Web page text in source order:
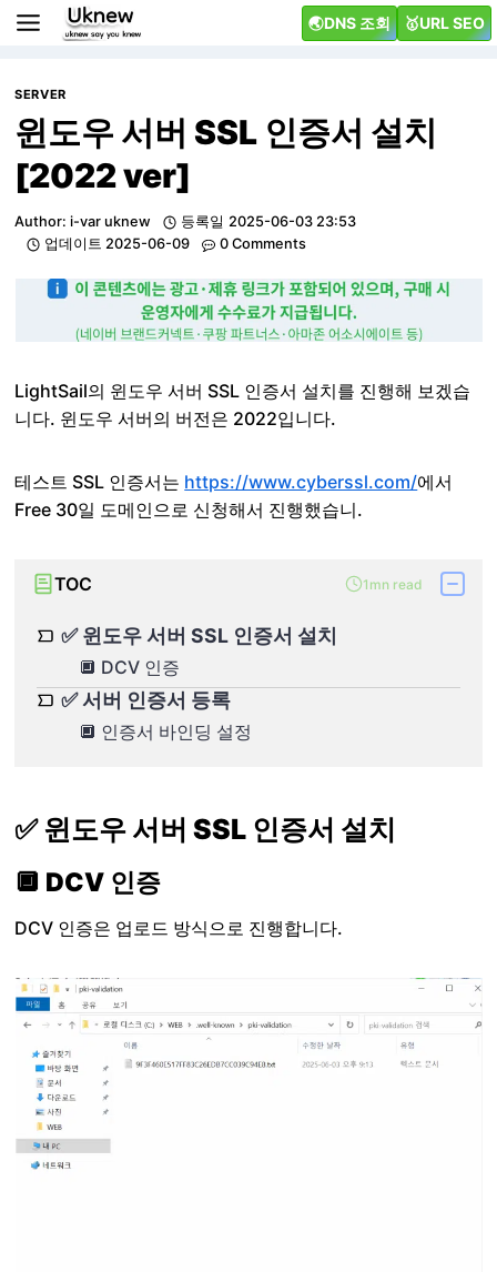
Skip
🌏DNS 조회 🥇URL SEO
SERVER
윈도우 서버 SSL 인증서 설치
[2022 ver]
Author: i-var uknew 등록일 2025-06-03 23:53
업데이트 2025-06-09 0 Comments
LightSail의 윈도우 서버 SSL 인증서 설치를 진행해 보겠습
니다. 윈도우 서버의 버전은 2022입니다.
테스트 SSL 인증서는 https://www.cyberssl.com/에서
Free 30일 도메인으로 신청해서 진행했습니.
TOC 1mn read
✅ 윈도우 서버 SSL 인증서 설치
🔲 DCV 인증
✅ 서버 인증서 등록
🔲 인증서 바인딩 설정
✅ 윈도우 서버 SSL 인증서 설치
🔲 DCV 인증
DCV 인증은 업로드 방식으로 진행합니다.